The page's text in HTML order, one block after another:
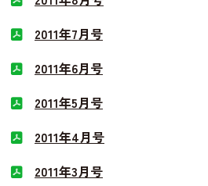
2011年7月号
2011年6月号
2011年5月号
2011年4月号
2011年3月号